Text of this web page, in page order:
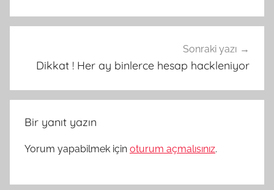
Sonraki yazı
Dikkat ! Her ay binlerce hesap hackleniyor
Bir yanıt yazın
Yorum yapabilmek için oturum açmalısınız.